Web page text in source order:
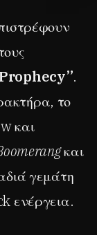
.
το
και
και
γεμάτη
ενέργεια.